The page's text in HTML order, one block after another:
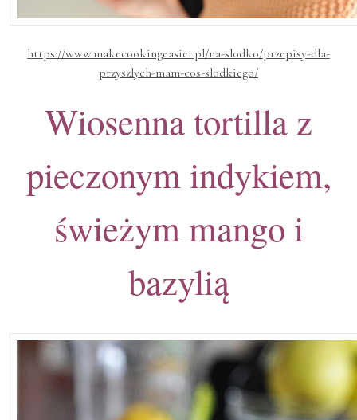
https://www.makecookingeasier.pl/na-slodko/przepisy-dla-
przyszlych-mam-cos-slodkiego/
Wiosenna tortilla z
pieczonym indykiem,
świeżym mango i
bazylią